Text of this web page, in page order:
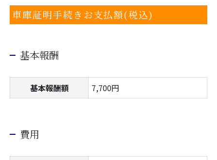
車庫証明手続きお支払額(税込)
基本報酬
基本報酬額 7,700円
費用